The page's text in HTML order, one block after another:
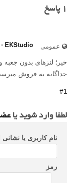
1 پاسخ
عمومی EKStudio
⋅
خیر؛ لنزهای بدون
جداگانه به فروش
#1
لطفا وارد شوید یا
نام کاربری یا نشانی
رمز